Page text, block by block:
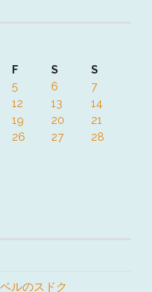
F S
S
5 6
7
12 13
14
19 20
21
26 27
28
ルのスドク